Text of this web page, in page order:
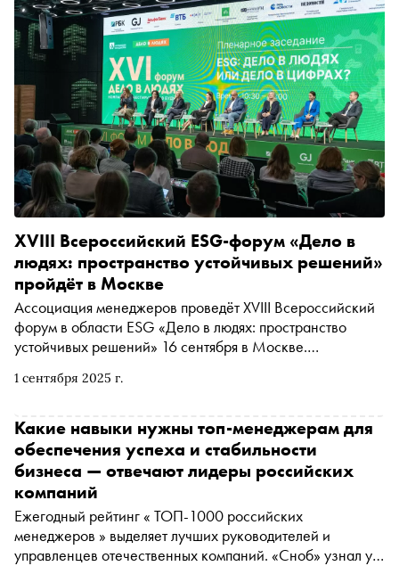
1 сентября 2025 г.
XVIII Всероссийский ESG-форум «Дело в
людях: пространство устойчивых решений»
пройдёт в Москве
Ассоциация менеджеров проведёт XVIII Всероссийский
форум в области ESG «Дело в людях: пространство
устойчивых решений» 16 сентября в Москве.
событием для социально ответственного бизнеса и
развития, корпоративной социальной ответственности,
представителей СМИ, блогосферы, а также компаний,
предлагающих современные технологии и решения в
области ESG
Какие навыки нужны топ-менеджерам для
обеспечения успеха и стабильности
бизнеса — отвечают лидеры российских
компаний
Ежегодный рейтинг « ТОП-1000 российских
менеджеров » выделяет лучших руководителей и
управленцев отечественных компаний. «Сноб» узнал у